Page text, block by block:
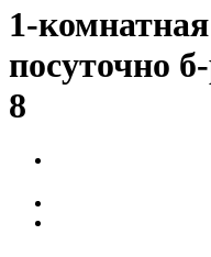
1-
посуточно
8